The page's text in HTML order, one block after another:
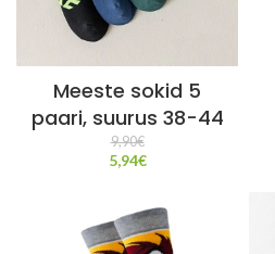
Meeste sokid 5
paari, suurus 38-44
9,90€
5,94€